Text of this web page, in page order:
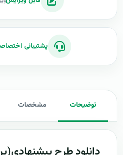
پشتیبانی
توضیحات مشخصات